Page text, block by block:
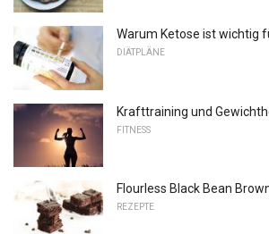
Warum Ketose ist wichtig
DIÄTPLÄNE
Krafttraining und
FITNESS
Flourless Black Bean
REZEPTE